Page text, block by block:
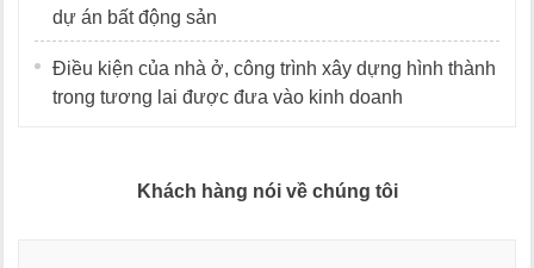
dự án bất động sản
Điều kiện của nhà ở, công trình xây dựng hình thành
trong tương lai được đưa vào kinh doanh
Khách hàng nói về chúng tôi